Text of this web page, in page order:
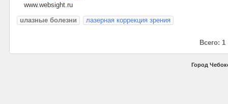
www.websight.ru
uлазные болезни
лазерная коррекция зрения
Всего: 1
Город